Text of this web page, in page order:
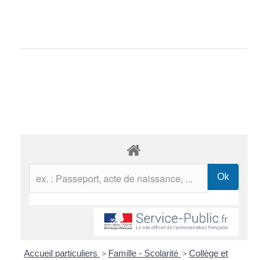
Accueil particuliers > Famille - Scolarité > Collège et